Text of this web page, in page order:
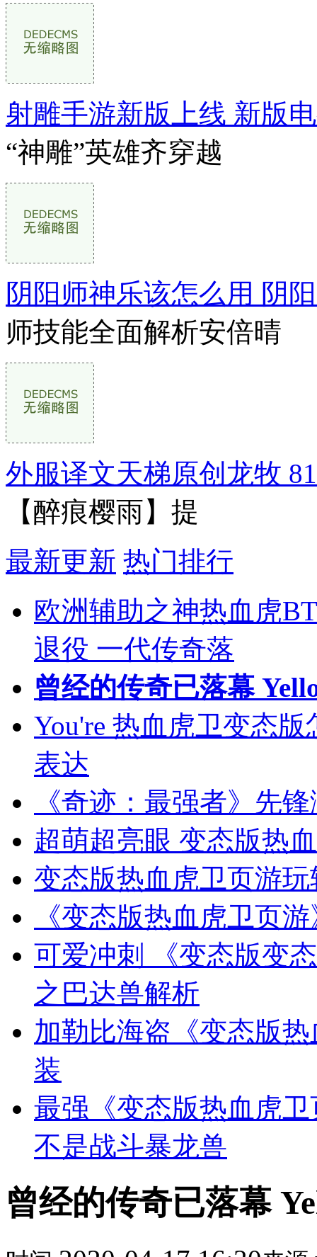
射雕手游新版上线 新版
“神雕”英雄齐穿越
阴阳师神乐该怎么用 阴
师技能全面解析安倍晴
外服译文天梯原创龙牧
【醉痕樱雨】提
最新更新 热门排行
欧洲辅助之神热血虎
退役 一代传奇落
曾经的传奇已落幕
You're 热血虎卫变态
表达
《奇迹：最强者》先
超萌超亮眼 变态版热
变态版热血虎卫页游
《变态版热血虎卫页
可爱冲刺 《变态版变
之巴达兽解析
加勒比海盗《变态版
装
最强《变态版热血虎
不是战斗暴龙兽
曾经的传奇已落幕